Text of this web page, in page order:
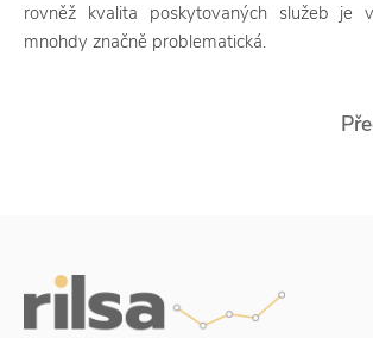
rovněž kvalita poskytovaných služeb je
mnohdy značně problematická.